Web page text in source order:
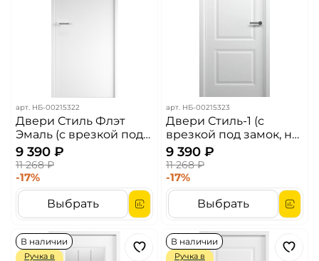
арт. НБ-00215322
Двери Стиль Флэт
Эмаль (с врезкой под
замок, но без замка)
ДГ Белый
9 390 ₽
11 268 ₽
-17%
Выбрать
арт. НБ-00215323
Двери Стиль-1 (с
врезкой под замок, но
без замка) ДГ Белый
9 390 ₽
11 268 ₽
-17%
Выбрать
В наличии
Ручка в
В наличии
Ручка в